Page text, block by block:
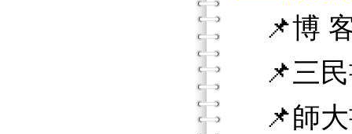
📌博
📌三民
📌師大